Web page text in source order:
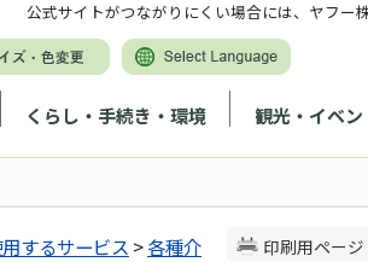
くらし・手続き・環境 観光・イベ
公式サイトがつながりにくい場合には、ヤフー
印刷用ページ
するサービス >各種介